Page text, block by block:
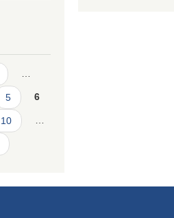
…
5 6
10 …